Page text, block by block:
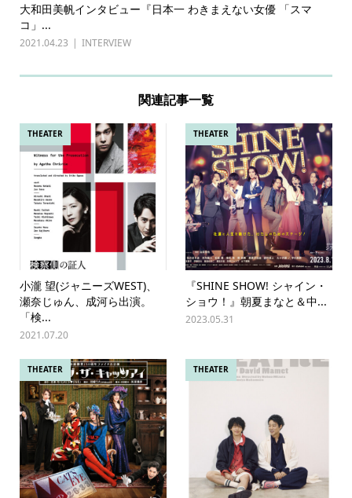
大和田美帆インタビュー『日本一 わきまえない女優 「スマ
コ」...
2021.04.23 INTERVIEW
関連記事一覧
THEATER
小瀧 望(ジャニーズWEST)、
瀬奈じゅん、成河ら出演。
「検...
2021.07.20
THEATER
『SHINE SHOW! シャイン・
ショウ！』朝夏まなと＆中...
2023.05.31
THEATER THEATER